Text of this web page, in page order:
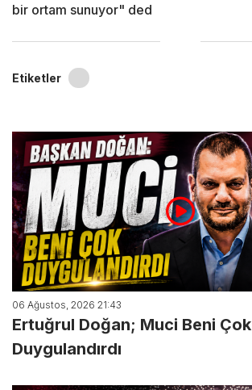
bir ortam sunuyor" ded
Etiketler
06 Ağustos, 2026 21:43
Ertuğrul Doğan; Muci Beni Çok
Duygulandırdı